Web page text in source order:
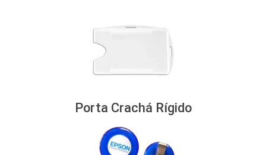
Porta Crachá Rígido